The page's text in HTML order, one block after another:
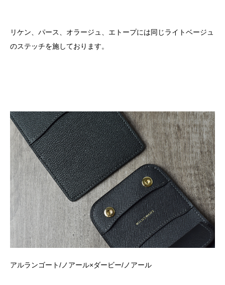
リケン、パース、オラージュ、エトープには同じライトベージュ
のステッチを施しております。
アルランゴート/ ノアール×ダービー/ ノアール